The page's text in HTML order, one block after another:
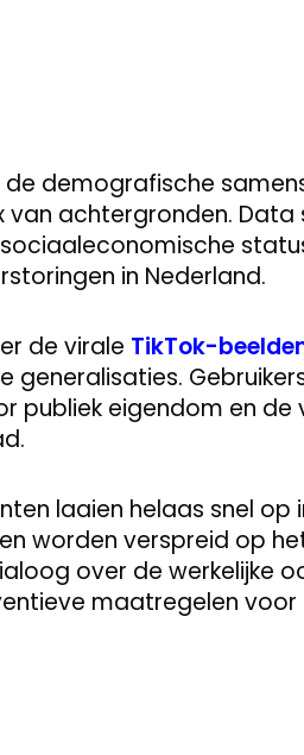
de demografische
van achtergronden.
in Nederland.
de virale TikTok-
generalisaties.
publiek eigendom en de
laaien helaas snel
worden verspreid op
over de werkelijke
maatregelen